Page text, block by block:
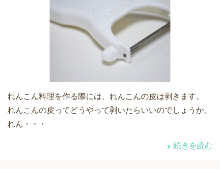
れんこん料理を作る際には、れんこんの皮は剥きます。
れんこんの皮ってどうやって剥いたらいいのでしょうか。
れん・・・
続きを読む